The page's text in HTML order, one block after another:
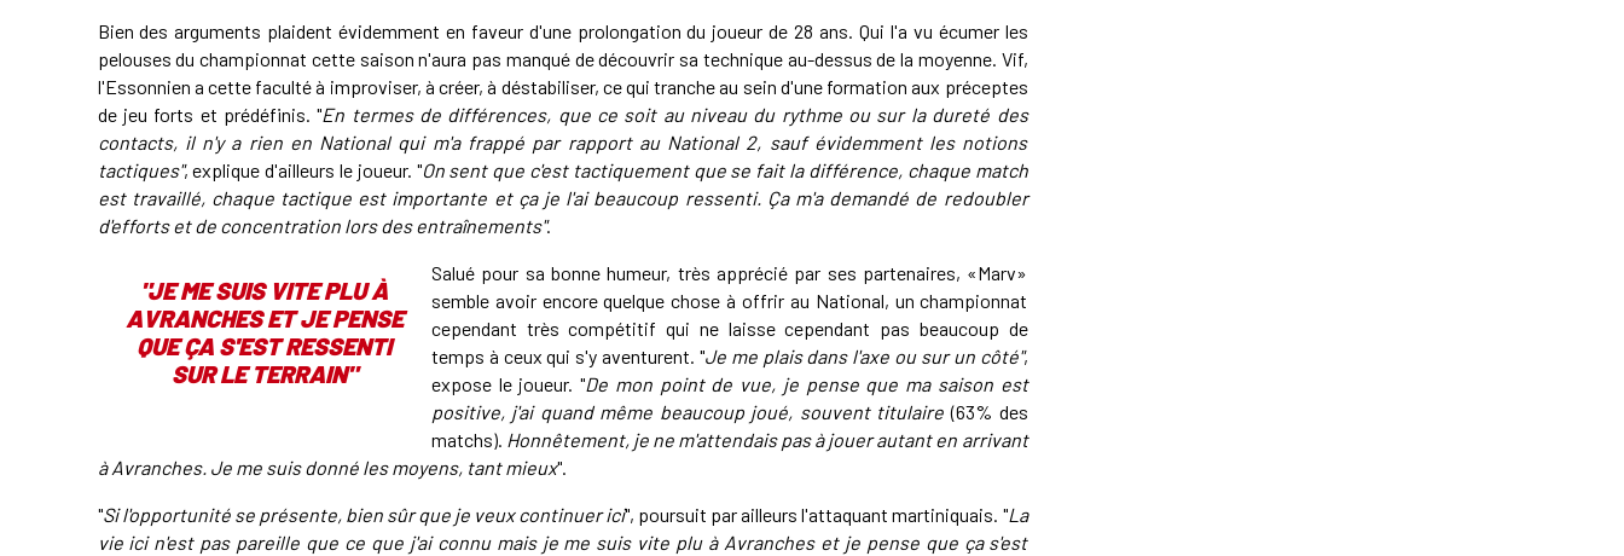
Bien des arguments plaident évidemment en faveur d'une prolongation du joueur de 28 ans. Qui l'a vu écumer les
pelouses du championnat cette saison n'aura pas manqué de découvrir sa technique au-dessus de la moyenne. Vif,
l'Essonnien a cette faculté à improviser, à créer, à déstabiliser, ce qui tranche au sein d'une formation aux préceptes
de jeu forts et prédéfinis. "En termes de différences, que ce soit au niveau du rythme ou sur la dureté des
contacts, il n'y a rien en National qui m'a frappé par rapport au National 2, sauf évidemment les notions
tactiques", explique d'ailleurs le joueur. "On sent que c'est tactiquement que se fait la différence, chaque match
est travaillé, chaque tactique est importante et ça je l'ai beaucoup ressenti. Ça m'a demandé de redoubler
d'efforts et de concentration lors des entraînements".
"JE ME SUIS VITE PLU À
AVRANCHES ET JE PENSE
QUE ÇA S'EST RESSENTI
SUR LE TERRAIN"
Salué pour sa bonne humeur, très apprécié par ses partenaires, «Marv»
semble avoir encore quelque chose à offrir au National, un championnat
cependant très compétitif qui ne laisse cependant pas beaucoup de
temps à ceux qui s'y aventurent. "Je me plais dans l'axe ou sur un côté",
expose le joueur. "De mon point de vue, je pense que ma saison est
positive, j'ai quand même beaucoup joué, souvent titulaire (63% des
matchs). Honnêtement, je ne m'attendais pas à jouer autant en arrivant
à Avranches. Je me suis donné les moyens, tant mieux".
"Si l'opportunité se présente, bien sûr que je veux continuer ici", poursuit par ailleurs l'attaquant martiniquais. "La
vie ici n'est pas pareille que ce que j'ai connu mais je me suis vite plu à Avranches et je pense que ça s'est